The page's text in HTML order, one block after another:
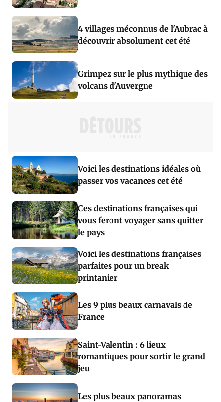
4 villages méconnus de l'Aubrac à
découvrir absolument cet été
Grimpez sur le plus mythique des
volcans d'Auvergne
Voici les destinations idéales où
passer vos vacances cet été
Ces destinations françaises qui
vous feront voyager sans quitter
le pays
Voici les destinations françaises
parfaites pour un break
printanier
Les 9 plus beaux carnavals de
France
Saint-Valentin : 6 lieux
romantiques pour sortir le grand
jeu
Les plus beaux panoramas